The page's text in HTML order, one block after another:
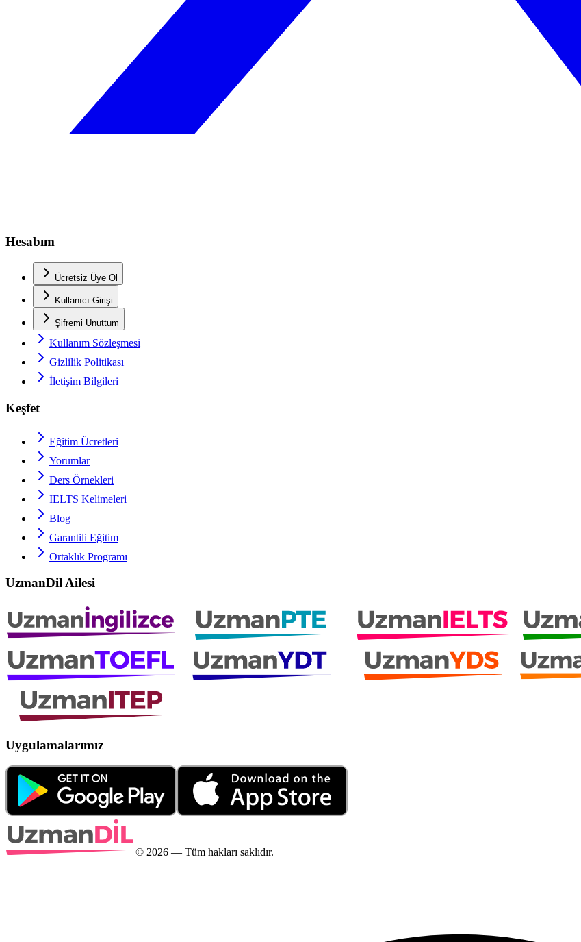
Hesabım
Ücretsiz Üye Ol
Kullanıcı Girişi
Şifremi Unuttum
Kullanım Sözleşmesi
Gizlilik Politikası
İletişim Bilgileri
Keşfet
Eğitim Ücretleri
Yorumlar
Ders Örnekleri
IELTS Kelimeleri
Blog
Garantili Eğitim
Ortaklık Programı
UzmanDil Ailesi
Uygulamalarımız
© 2026 — Tüm hakları saklıdır.